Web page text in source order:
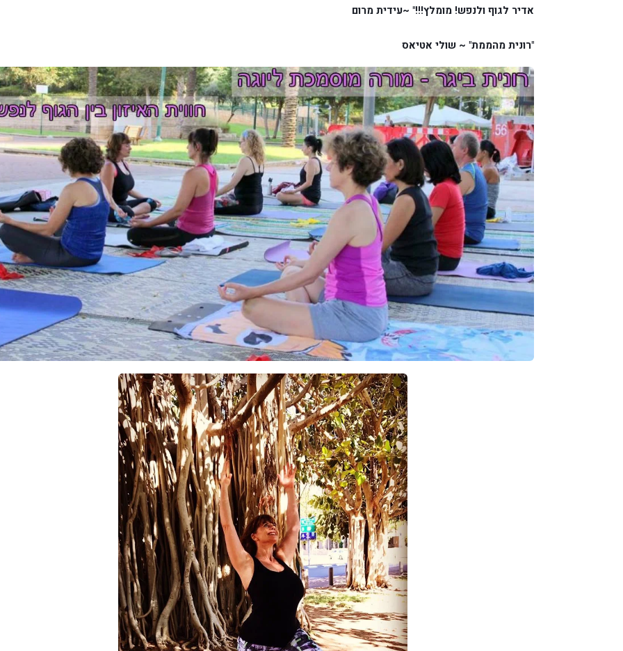
אדיר לגוף ולנפש! מומלץ!!!" ~עידית מרום
"רונית מהממת" ~ שולי אטיאס